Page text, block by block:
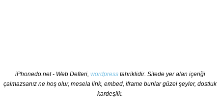
iPhonedo.net - Web Defteri, wordpresstahriklidir. Sitede yer alan içeriği
çalmazsanız ne hoş olur, mesela link, embed, iframe bunlar güzel şeyler, dostluk
kardeşlik.